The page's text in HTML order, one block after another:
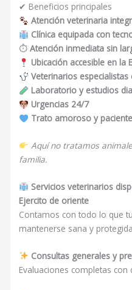
✔ Beneficios principales
Atención veterinaria
Clínica equipada con
⏱Atención inmediata sin
Ubicación accesible en la
Veterinarios
Laboratorio y estudios
Urgencias 24/7
Trato amoroso y
Aquí no tratamos
familia.
Servicios veterinarios
Ejercito de oriente
Contamos con todo lo que
mantenerse sana y
Consultas generales y
Evaluaciones completas